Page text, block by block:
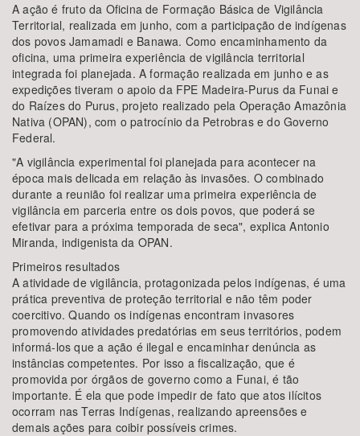
A ação é fruto da Oficina de Formação Básica de Vigilância
Territorial, realizada em junho, com a participação de indígenas
dos povos Jamamadi e Banawa. Como encaminhamento da
oficina, uma primeira experiência de vigilância territorial
integrada foi planejada. A formação realizada em junho e as
expedições tiveram o apoio da FPE Madeira-Purus da Funai e
do Raízes do Purus, projeto realizado pela Operação Amazônia
Nativa (OPAN), com o patrocínio da Petrobras e do Governo
Federal.
"A vigilância experimental foi planejada para acontecer na
época mais delicada em relação às invasões. O combinado
durante a reunião foi realizar uma primeira experiência de
vigilância em parceria entre os dois povos, que poderá se
efetivar para a próxima temporada de seca", explica Antonio
Miranda, indigenista da OPAN.
Primeiros resultados
A atividade de vigilância, protagonizada pelos indígenas, é uma
prática preventiva de proteção territorial e não têm poder
coercitivo. Quando os indígenas encontram invasores
promovendo atividades predatórias em seus territórios, podem
informá-los que a ação é ilegal e encaminhar denúncia as
instâncias competentes. Por isso a fiscalização, que é
promovida por órgãos de governo como a Funai, é tão
importante. É ela que pode impedir de fato que atos ilícitos
ocorram nas Terras Indígenas, realizando apreensões e
demais ações para coibir possíveis crimes.